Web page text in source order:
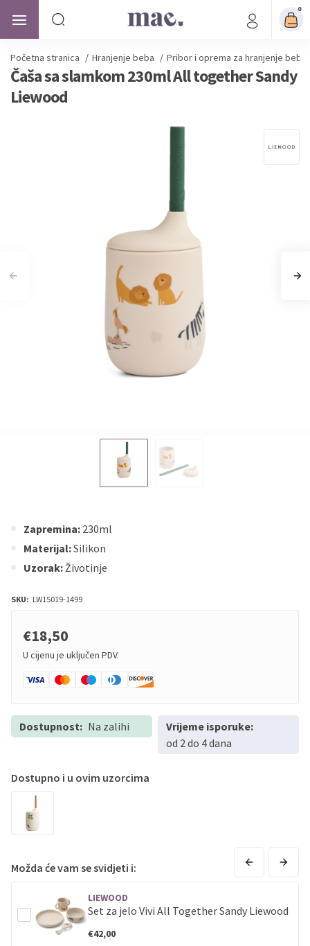
0
Početna stranica / Hranjenje beba / Pribor i oprema za hranjenje beba
Čaša sa slamkom 230ml All together Sandy
Liewood
Zapremina: 230ml
Materijal:Silikon
Uzorak:Životinje
SKU: LW15019-1499
€18,50
U cijenu je uključen PDV.
Dostupnost: Na zalihi
Vrijeme isporuke:
od 2 do 4 dana
Dostupno i u ovim uzorcima
Možda će vam se svidjeti i:
LIEWOOD
Set za jelo Vivi All Together Sandy Liewood
€42,00